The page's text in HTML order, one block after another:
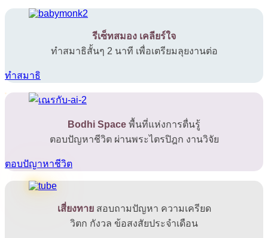
รีเซ็ทสมอง เคลียร์ใจ
ทำสมาธิสั้นๆ 2 นาที เพื่อเตรียมลุยงานต่อ
ทำสมาธิ
Bodhi Space พื้นที่แห่งการตื่นรู้
ตอบปัญหาชีวิต ผ่านพระไตรปิฎก งานวิจัย
ตอบปัญาหาชีวิต
เสี่ยงทาย สอบถามปัญหา ความเครียด
วิตก กังวล ข้อสงสัยประจำเดือน